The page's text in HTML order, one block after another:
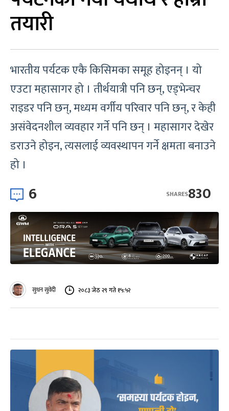
तयारी
भारतीय पर्यटक एकै किसिमका समूह होइनन् । यो
एउटा महासागर हो । तीर्थयात्री पनि छन्, एड्भेन्चर
राइडर पनि छन्, मध्यम वर्गीय परिवार पनि छन्, र केही
असंवेदनशील व्यवहार गर्ने पनि छन् । महासागर देखेर
डराउने होइन, त्यसलाई व्यवस्थापन गर्ने क्षमता बनाउने
हो ।
6 830
SHARES
सुधन सुवेदी २०८३ जेठ २९ गते १५:५२